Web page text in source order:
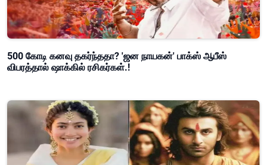
500 கோடி கனவு தகர்ந்ததா? 'ஜன நாயகன்' பாக்ஸ் ஆபீஸ்
விபரத்தால் ஷாக்கில் ரசிகர்கள்.!